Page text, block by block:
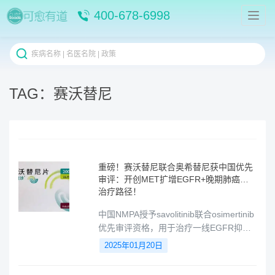
400-678-6998
TAG：赛沃替尼
重磅！赛沃替尼联合奥希替尼获中国优先
审评：开创MET扩增EGFR+晚期肺癌新
治疗路径！
中国NMPA授予savolitinib联合osimertinib
优先审评资格，用于治疗一线EGFR抑制
剂治疗后出现MET扩增的局部晚期或转移
性EGFR突变非小细胞肺癌患者。
2025年01月20日